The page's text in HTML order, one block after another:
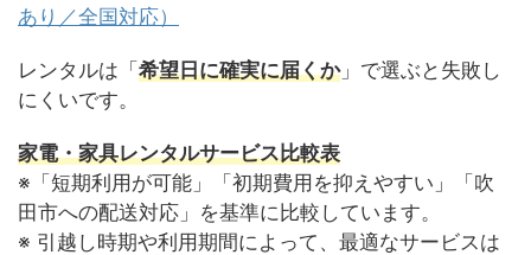
あり／全国対応）
レンタルは「希望日に確実に届くか」で選ぶと失敗し
にくいです。
家電・家具レンタルサービス比較表
※「短期利用が可能」「初期費用を抑えやすい」「吹
田市への配送対応」を基準に比較しています。
※ 引越し時期や利用期間によって、最適なサービスは